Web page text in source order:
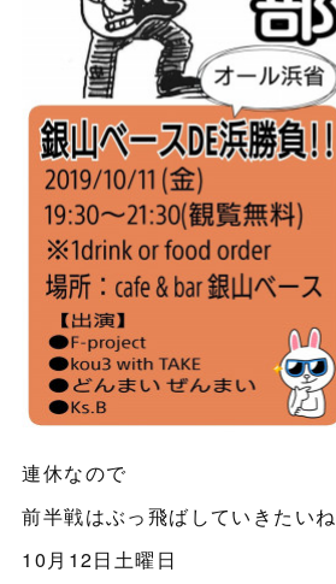
連休なので
前半戦はぶっ飛ばしていきたいね
10月12日土曜日